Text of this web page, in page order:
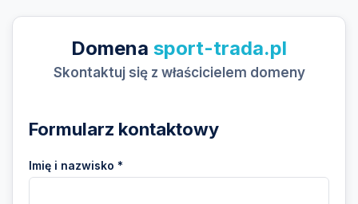
Domena sport-trada.pl
Skontaktuj się z właścicielem domeny
Formularz kontaktowy
Imię i nazwisko *